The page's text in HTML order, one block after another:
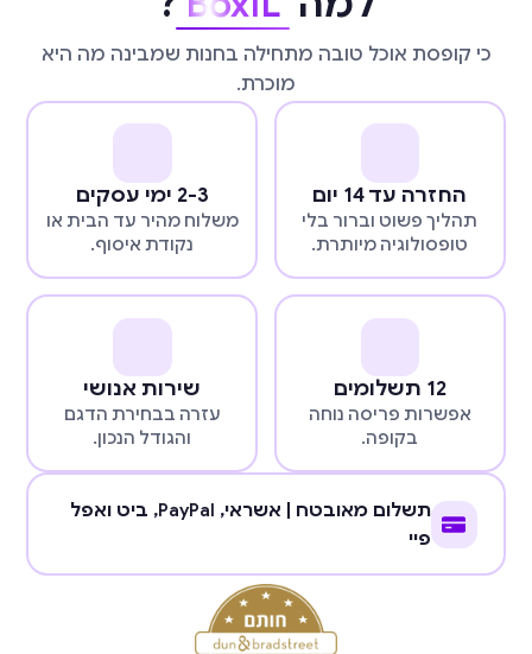
כי קופסת אוכל טובה מתחילה בחנות שמבינה מה היא
מוכרת.
החזרה עד 14 יום
תהליך פשוט וברור בלי
טופסולוגיה מיותרת.
2-3 ימי עסקים
משלוח מהיר עד הבית או
נקודת איסוף.
12 תשלומים
אפשרות פריסה נוחה
בקופה.
שירות אנושי
עזרה בבחירת הדגם
והגודל הנכון.
תשלום מאובטח | אשראי, PayPal, ביט ואפל
פיי